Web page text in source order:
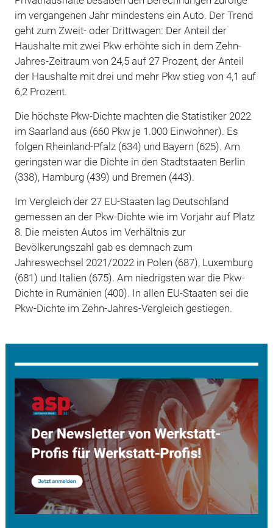
im vergangenen Jahr mindestens ein Auto. Der Trend
geht zum Zweit- oder Drittwagen: Der Anteil der
Haushalte mit zwei Pkw erhöhte sich in dem Zehn-
Jahres-Zeitraum von 24,5 auf 27 Prozent, der Anteil
der Haushalte mit drei und mehr Pkw stieg von 4,1 auf
6,2 Prozent.
Die höchste Pkw-Dichte machten die Statistiker 2022
im Saarland aus (660 Pkw je 1.000 Einwohner). Es
folgen Rheinland-Pfalz (634) und Bayern (625). Am
geringsten war die Dichte in den Stadtstaaten Berlin
(338), Hamburg (439) und Bremen (443).
Im Vergleich der 27 EU-Staaten lag Deutschland
gemessen an der Pkw-Dichte wie im Vorjahr auf Platz
8. Die meisten Autos im Verhältnis zur
Bevölkerungszahl gab es demnach zum
Jahreswechsel 2021/2022 in Polen (687), Luxemburg
(681) und Italien (675). Am niedrigsten war die Pkw-
Dichte in Rumänien (400). In allen EU-Staaten sei die
Pkw-Dichte im Zehn-Jahres-Vergleich gestiegen.